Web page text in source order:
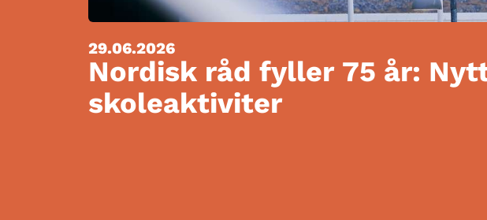
29.06.2026
Nordisk råd fyller 75 år:
skoleaktiviter